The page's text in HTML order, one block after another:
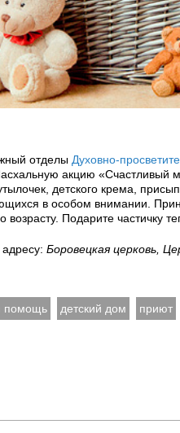
отделы Духовно-
акцию «Счастливый
детского крема,
в особом внимании.
Подарите частичку
Боровецкая церковь,
помощь детский дом приют